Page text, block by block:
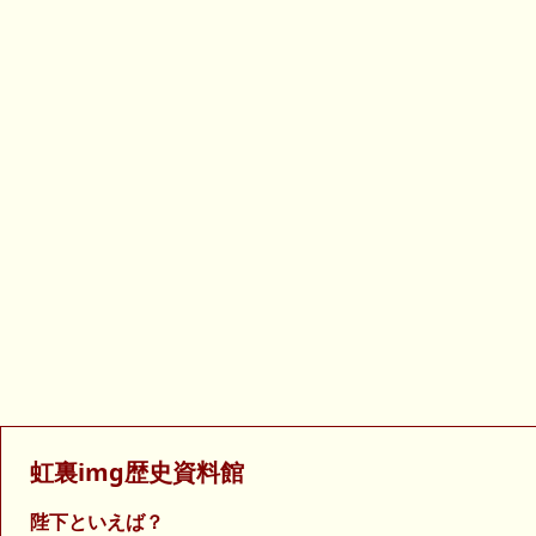
虹裏img歴史資料館
陛下といえば？